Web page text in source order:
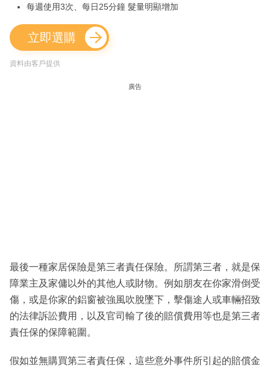
每週使用3次、每日25分鐘 髮量明顯增加
立即選購
資料由客戶提供
廣告
最後一種家居保險是第三者責任保險。所謂第三者，就是保
障業主及家傭以外的其他人或財物。例如朋友在你家滑倒受
傷，或是你家的鋁窗被強風吹脫墜下，擊傷途人或車輛招致
的法律訴訟費用，以及官司輸了後的賠償費用等也是第三者
責任保的保障範圍。
假如並無購買第三者責任保，這些意外事件所引起的賠償金